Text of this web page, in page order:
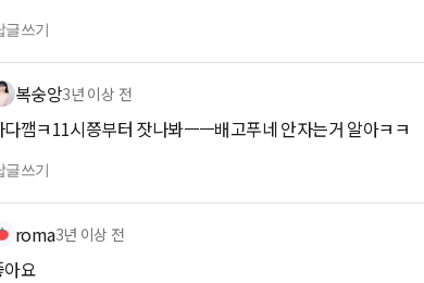
글쓰기
복숭앙3년 이상 전
다깸ㅋ11시쯩부터 잣나봐ㅡㅡ배고푸네 안자는거 알아ㅋㅋ
글쓰기
roma3년 이상 전
아요